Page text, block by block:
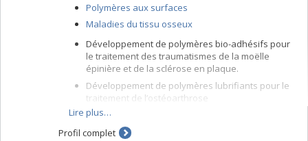
Polymères aux surfaces
Maladies du tissu osseux
Développement de polymères bio-adhésifs pour
le traitement des traumatismes de la moëlle
épinière et de la sclérose en plaque.
Développement de polymères lubrifiants pour le
traitement de l’ostéoarthrose
Développement de nanoformulations au hautes
capacité de pénétration tissulaire
Lire plus…
Profil complet